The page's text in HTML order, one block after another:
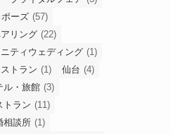
ーズ (57)
リング (22)
ティウェディング (1)
ストラン (1) 仙台 (4)
ル・旅館 (3)
トラン (11)
相談所 (1)